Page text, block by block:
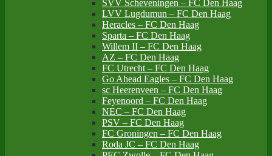
SVV Scheveningen – FC Den Haag
LVV Lugdumun – FC Den Haag
Heracles – FC Den Haag
Sparta – FC Den Haag
Willem II – FC Den Haag
AZ – FC Den Haag
FC Utrecht – FC Den Haag
Go Ahead Eagles – FC Den Haag
sc Heerenveen – FC Den Haag
Feyenoord – FC Den Haag
NEC – FC Den Haag
PSV – FC Den Haag
FC Groningen – FC Den Haag
Roda JC – FC Den Haag